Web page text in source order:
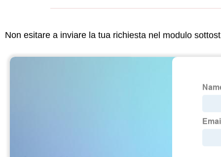
Non esitare a inviare la tua richiesta nel modulo